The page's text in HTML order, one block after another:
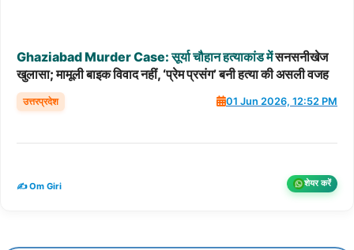
GhaziabadMurderCase: सूर्याचौहानहत्याकांडमेंसनसनीखेज
खुलासा; मामूली बाइक विवाद नहीं, ‘प्रेम प्रसंग’ बनी हत्या की असली वजह
उत्तरप्रदेश 01 Jun 2026, 12:52 PM
✍️ Om Giri शेयर करें